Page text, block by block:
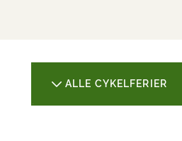
ALLE CYKELFERIER